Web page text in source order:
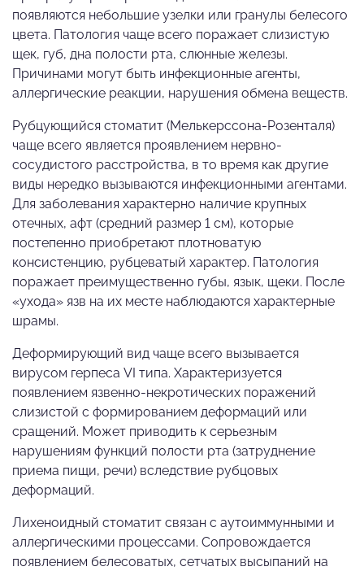
появляются небольшие узелки или гранулы белесого
цвета. Патология чаще всего поражает слизистую
щек, губ, дна полости рта, слюнные железы.
Причинами могут быть инфекционные агенты,
аллергические реакции, нарушения обмена веществ.
Рубцующийся стоматит (Мелькерссона-Розенталя)
чаще всего является проявлением нервно-
сосудистого расстройства, в то время как другие
виды нередко вызываются инфекционными агентами.
Для заболевания характерно наличие крупных
отечных, афт (средний размер 1 см), которые
постепенно приобретают плотноватую
консистенцию, рубцеватый характер. Патология
поражает преимущественно губы, язык, щеки. После
«ухода» язв на их месте наблюдаются характерные
шрамы.
Деформирующий вид чаще всего вызывается
вирусом герпеса VI типа. Характеризуется
появлением язвенно-некротических поражений
слизистой с формированием деформаций или
сращений. Может приводить к серьезным
нарушениям функций полости рта (затруднение
приема пищи, речи) вследствие рубцовых
деформаций.
Лихеноидный стоматит связан с аутоиммунными и
аллергическими процессами. Сопровождается
появлением белесоватых, сетчатых высыпаний на